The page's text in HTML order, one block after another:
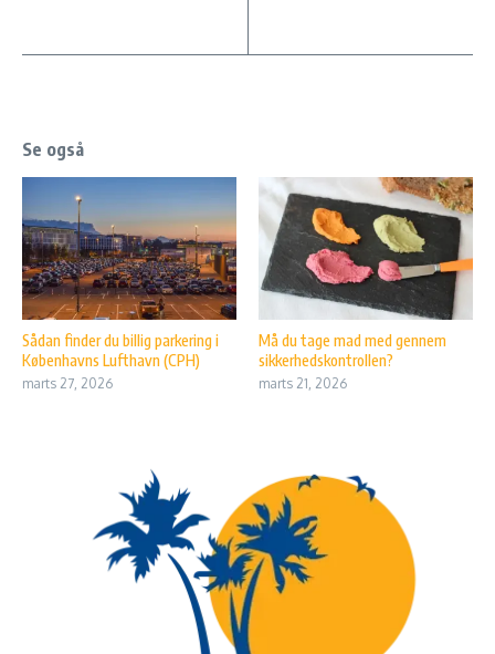
Se også
Sådan finder du billig parkering i
Københavns Lufthavn (CPH)
marts 27, 2026
Må du tage mad med gennem
sikkerhedskontrollen?
marts 21, 2026